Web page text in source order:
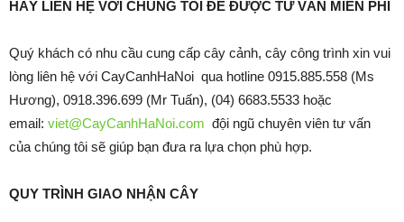
HÃY LIÊN HỆ VỚI CHÚNG TÔI ĐỂ ĐƯỢC TƯ VẤN MIỄN PHÍ
Quý khách có nhu cầu cung cấp cây cảnh, cây công trình xin vui
lòng liên hệ với CayCanhHaNoi qua hotline 0915.885.558 (Ms
Hương), 0918.396.699 (Mr Tuấn), (04) 6683.5533 hoặc
email: viet@CayCanhHaNoi.com đội ngũ chuyên viên tư vấn
của chúng tôi sẽ giúp bạn đưa ra lựa chọn phù hợp.
QUY TRÌNH GIAO NHẬN CÂY